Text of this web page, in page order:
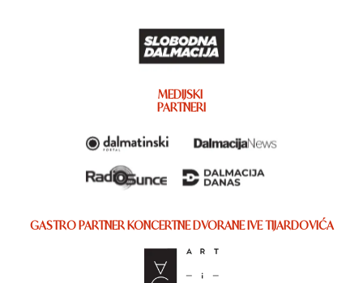
MEDIJSKI
PARTNERI
GASTRO PARTNER KONCERTNE DVORANE IVE TIJARDOVIĆA